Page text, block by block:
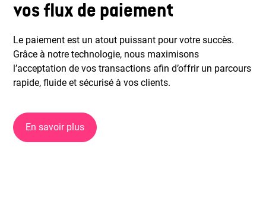
vos flux de paiement
Le paiement est un atout puissant pour votre succès.
Grâce à notre technologie, nous maximisons
l’acceptation de vos transactions afin d’offrir un parcours
rapide, fluide et sécurisé à vos clients.
En savoir plus